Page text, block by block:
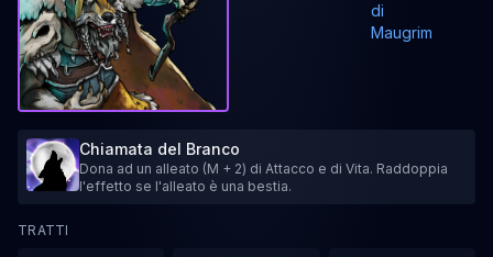
di
Maugrim
Chiamata del Branco
Dona ad un alleato (M + 2) di Attacco e di Vita. Raddoppia
l'effetto se l'alleato è una bestia.
TRATTI